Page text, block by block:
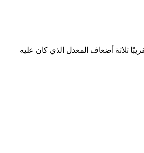
المالية الحالية، وهو ما يعادل تقريبًا ثلاثة أضعاف المعدل الذي كان عليه